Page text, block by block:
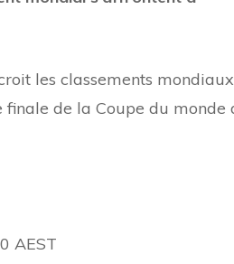
les classements
de la Coupe du monde
AEST